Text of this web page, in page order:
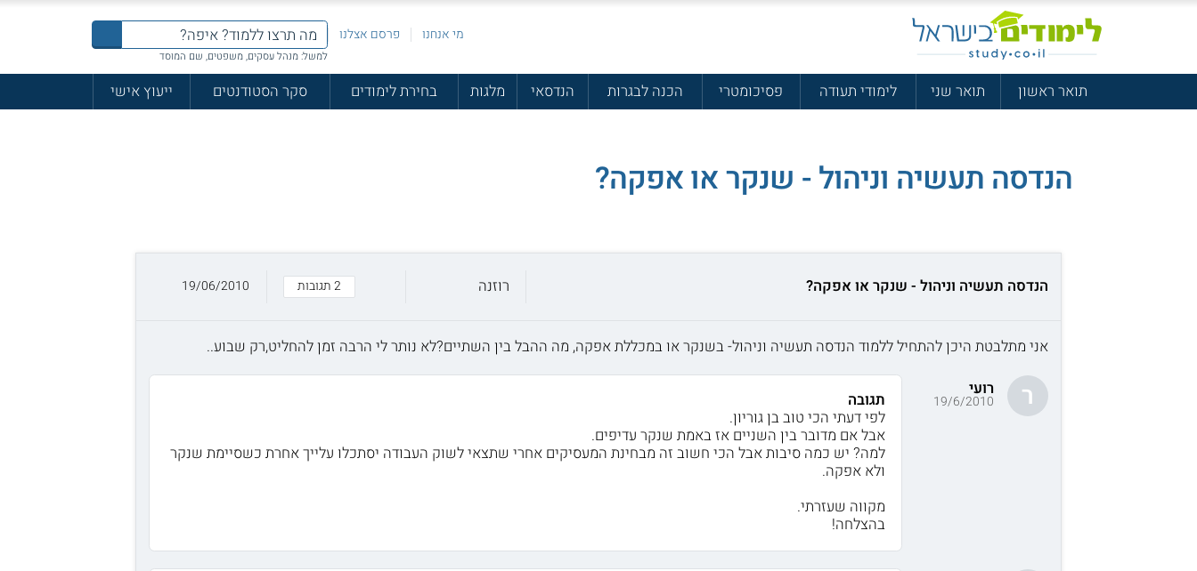
מי אנחנו פרסם אצלנו
למשל: מנהל עסקים, משפטים, שם המוסד
תואר ראשון תואר שני לימודי תעודה פסיכומטרי הכנה לבגרות הנדסאי מלגות בחירת לימודים סקר הסטודנטים ייעוץ אישי
הנדסה תעשיה וניהול - שנקר או אפקה?
הנדסה תעשיה וניהול - שנקר או אפקה? רוזנה 2 תגובות 19/06/2010
אני מתלבטת היכן להתחיל ללמוד הנדסה תעשיה וניהול- בשנקר או במכללת אפקה, מה ההבל בין השתיים?לא נותר לי הרבה זמן להחליט,רק שבוע..
ר רועי
19/6/2010
תגובה
לפי דעתי הכי טוב בן גוריון.
אבל אם מדובר בין השניים אז באמת שנקר עדיפים.
למה? יש כמה סיבות אבל הכי חשוב זה מבחינת המעסיקים אחרי שתצאי לשוק העבודה יסתכלו עלייך אחרת כשסיימת שנקר
ולא אפקה.
מקווה שעזרתי.
בהצלחה!